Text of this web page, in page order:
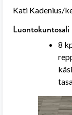
Kati Kadenius/
8